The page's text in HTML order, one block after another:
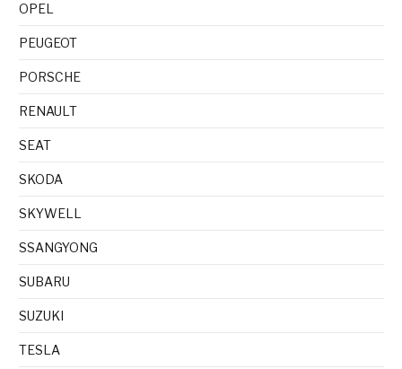
OPEL
PEUGEOT
PORSCHE
RENAULT
SEAT
SKODA
SKYWELL
SSANGYONG
SUBARU
SUZUKI
TESLA